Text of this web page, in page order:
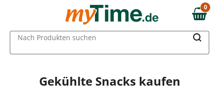
Zum Hauptinhalt springen
Zur Navigation springen
Zur Suche springen
0,00 €
0
Nach Produkten suchen
Gekühlte Snacks kaufen